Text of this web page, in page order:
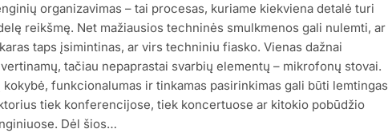
organizavimas – tai procesas, kuriame kiekviena detalė turi
reikšmę. Net mažiausios techninės smulkmenos gali nulemti, ar
taps įsimintinas, ar virs techniniu fiasko. Vienas dažnai
tačiau nepaprastai svarbių elementų – mikrofonų stovai.
kokybė, funkcionalumas ir tinkamas pasirinkimas gali būti lemtingas
tiek konferencijose, tiek koncertuose ar kitokio pobūdžio
Dėl šios…